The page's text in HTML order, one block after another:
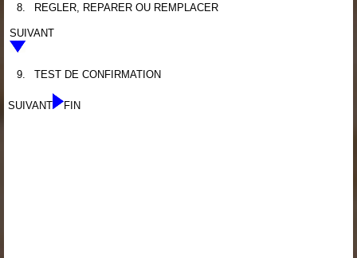
8. REGLER, REPARER OU REMPLACER
SUIVANT
9. TEST DE CONFIRMATION
SUIVANT FIN